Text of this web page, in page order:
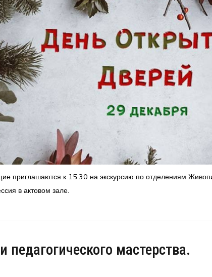
приглашаются к 15:30 на экскурсию по отделениям
в актовом зале.
мастерства.